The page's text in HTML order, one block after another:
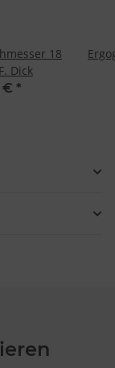
18
Dick
€ *